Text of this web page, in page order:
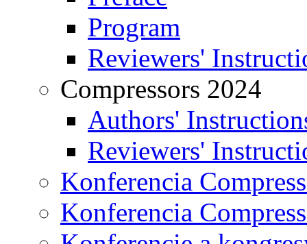
Program
Reviewers'
Compressors 2024
Authors'
Reviewers'
Konferencia
Konferencia